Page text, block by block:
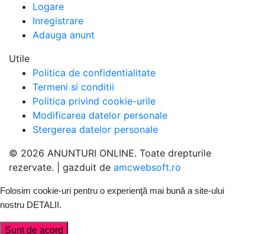
Logare
Inregistrare
Adauga anunt
Utile
Politica de confidentialitate
Termeni si conditii
Politica privind cookie-urile
Modificarea datelor personale
Stergerea datelor personale
© 2026 ANUNTURI ONLINE. Toate drepturile
rezervate. | gazduit de amcwebsoft.ro
Folosim cookie-uri pentru o experienţă mai bună a site-ului
nostru DETALII .
Sunt de acord